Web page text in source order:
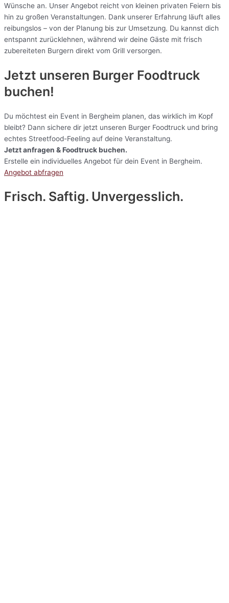
Wünsche an. Unser Angebot reicht von kleinen privaten Feiern bis
hin zu großen Veranstaltungen. Dank unserer Erfahrung läuft alles
reibungslos – von der Planung bis zur Umsetzung. Du kannst dich
entspannt zurücklehnen, während wir deine Gäste mit frisch
zubereiteten Burgern direkt vom Grill versorgen.
Jetzt unseren Burger Foodtruck
buchen!
Du möchtest ein Event in Bergheim planen, das wirklich im Kopf
bleibt? Dann sichere dir jetzt unseren Burger Foodtruck und bring
echtes Streetfood-Feeling auf deine Veranstaltung.
Jetzt anfragen & Foodtruck buchen.
Erstelle ein individuelles Angebot für dein Event in Bergheim.
Angebot abfragen
Frisch. Saftig. Unvergesslich.